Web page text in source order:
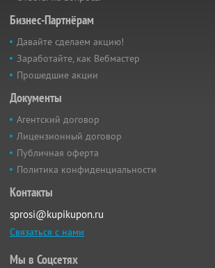
Бизнес-Партнёрам
Давайте сделаем акцию!
Заработайте, как Вебмастер
Прошедшие акции
Документы
Агентский договор
Лицензионный договор
Публичная оферта
Политика конфиденциальности
Контакты
sprosi@kupikupon.ru
Связаться с нами
Мы в Соцсетях